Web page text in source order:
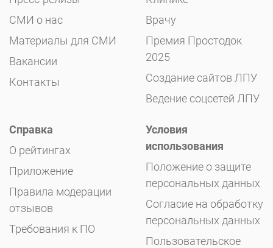
СМИ о нас
Материалы для СМИ
Вакансии
Контакты
Врачу
Премия Простодок
2025
Создание сайтов ЛПУ
Ведение соцсетей ЛПУ
Справка
О рейтингах
Приложение
Правила модерации
отзывов
Требования к ПО
Условия
использования
Положение о защите
персональных данных
Согласие на обработку
персональных данных
Пользовательское